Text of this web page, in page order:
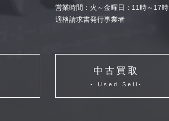
営業時間：火～金曜日：11時～17時
適格請求書発行事業者
中古買取
- Used Sell-